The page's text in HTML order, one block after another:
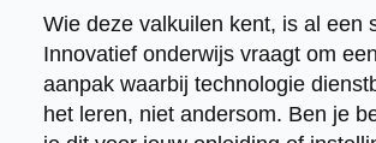
Wie deze valkuilen kent, is al een
Innovatief onderwijs vraagt om
aanpak waarbij technologie
het leren, niet andersom. Ben je